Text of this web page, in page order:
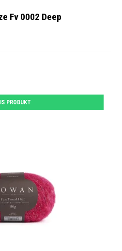
Fv 0002 Deep
PRODUKT